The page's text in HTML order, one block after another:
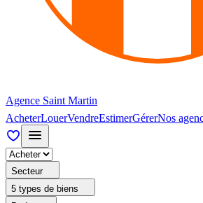
Agence Saint Martin
AcheterLouerVendreEstimerGérerNos
Secteur
5 types de biens